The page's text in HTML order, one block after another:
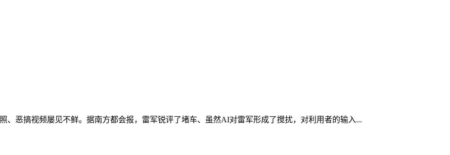
、恶搞视频屡见不鲜。据南方都会报，雷军锐评了堵车、虽然AI对雷军形成了搅扰，对利用者的输入...